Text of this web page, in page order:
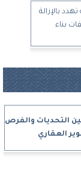
بالإزالة
بناء
التحديات والفرص
العقاري